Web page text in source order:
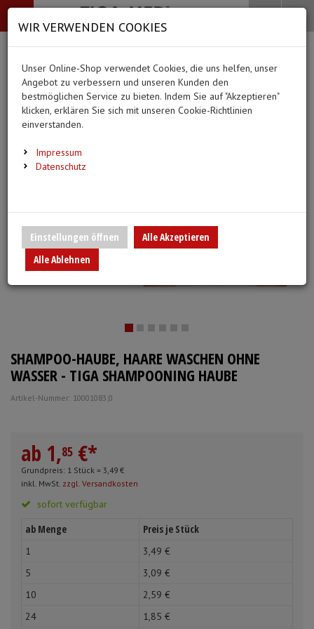
-->
Bekleidung
Alle Kategorien
BEKLEIDUNG
Überschuhe
Hauben
Ärmelschoner
Medizinische Hilfsmittel
Alle Kategorien
MEDIZINISCHE
Ergebnisse)
Urinbeutel/Beinbeutel
Pflege & Alltag
Alle Kategorien
PFLEGE & ALLTAG (66 Ergebnisse)
Alle anzeigen
Waschhandschuhe
Medikation
Warm- und Kaltkompressen
Urinflaschen & Zubehör
Mundpflege & Mundhygiene
Unterlagen und Abdeckungen
Alle Kategorien
DIAGNOSTIK &
EKG-Elektroden &
Fieberthermometer
Registrieren
Ihr Warenkorb ist momentan leer.
Ergebnisse () Fertig
Menü Search
SHAMPOO-HAUBE, HAARE WASCHEN OHNE
WASSER - TIGA SHAMPOONING HAUBE
Artikel-Nummer: 10001083;0
ab 1,85 €*
Grundpreis: 1 Stück = 3,49 €
inkl. MwSt. zzgl. Versandkosten
sofort verfügbar
ab Menge Preis je Stück
1 3,49 €
5
3,09 €
10
2,59 €
24
1,85 €
WIR VERWENDEN COOKIES
Unser Online-Shop verwendet Cookies, die uns helfen, unser
Angebot zu verbessern und unseren Kunden den
bestmöglichen Service zu bieten. Indem Sie auf "Akzeptieren"
klicken, erklären Sie sich mit unseren Cookie-Richtlinien
einverstanden.
Impressum
Datenschutz
Einstellungen öffnen
Alle Akzeptieren
Alle Ablehnen